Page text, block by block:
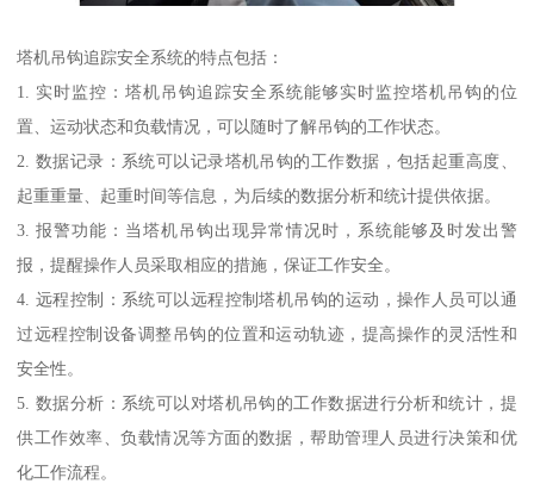
塔机吊钩追踪安全系统的特点包括：
1. 实时监控：塔机吊钩追踪安全系统能够实时监控塔机吊钩的位
置、运动状态和负载情况，可以随时了解吊钩的工作状态。
2. 数据记录：系统可以记录塔机吊钩的工作数据，包括起重高度、
起重重量、起重时间等信息，为后续的数据分析和统计提供依据。
3. 报警功能：当塔机吊钩出现异常情况时，系统能够及时发出警
报，提醒操作人员采取相应的措施，保证工作安全。
4. 远程控制：系统可以远程控制塔机吊钩的运动，操作人员可以通
过远程控制设备调整吊钩的位置和运动轨迹，提高操作的灵活性和
安全性。
5. 数据分析：系统可以对塔机吊钩的工作数据进行分析和统计，提
供工作效率、负载情况等方面的数据，帮助管理人员进行决策和优
化工作流程。